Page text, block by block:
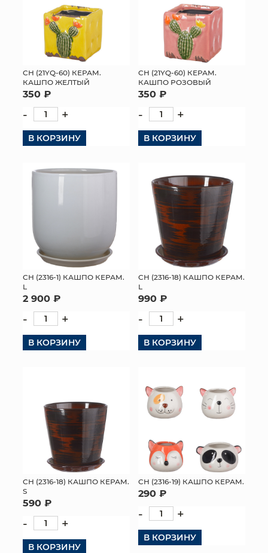
СН (21YQ-60) КЕРАМ.
КАШПО ЖЕЛТЫЙ
350 ₽
- +
В КОРЗИНУ
СН (21YQ-60) КЕРАМ.
КАШПО РОЗОВЫЙ
350 ₽
- +
В КОРЗИНУ
СН (2316-1) КАШПО КЕРАМ.
L
2 900 ₽
- +
В КОРЗИНУ
СН (2316-18) КАШПО КЕРАМ.
L
990 ₽
- +
В КОРЗИНУ
СН (2316-18) КАШПО КЕРАМ.
S
590 ₽
- +
В КОРЗИНУ
СН (2316-19) КАШПО КЕРАМ.
290 ₽
- +
В КОРЗИНУ